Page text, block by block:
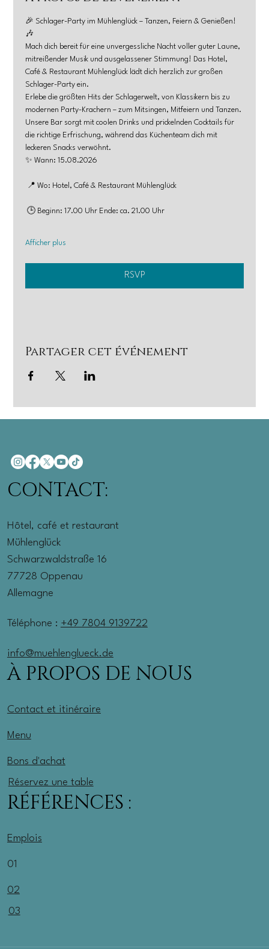
🎉 Schlager-Party im Mühlenglück – Tanzen, Feiern & Genießen!
🎶
Mach dich bereit für eine unvergessliche Nacht voller guter Laune,
mitreißender Musik und ausgelassener Stimmung! Das Hotel,
Café & Restaurant Mühlenglück lädt dich herzlich zur großen
Schlager-Party ein.
Erlebe die größten Hits der Schlagerwelt, von Klassikern bis zu
modernen Party-Krachern – zum Mitsingen, Mitfeiern und Tanzen.
Unsere Bar sorgt mit coolen Drinks und prickelnden Cocktails für
die richtige Erfrischung, während das Küchenteam dich mit
leckeren Snacks verwöhnt.
✨ Wann: 15.08.2026
📍 Wo: Hotel, Café & Restaurant Mühlenglück
🕒 Beginn: 17.00 Uhr Ende: ca. 21.00 Uhr
Afficher plus
RSVP
Partager cet événement
CONTACT:
Hôtel, café et restaurant
Mühlenglück
Schwarzwaldstraße 16
77728 Oppenau
Allemagne
Téléphone : +49 7804 9139722
info@muehlenglueck.de
À PROPOS DE NOUS
Contact et itinéraire
Menu
Bons d'achat
Réservez une table
RÉFÉRENCES :
Emplois
01
02
03